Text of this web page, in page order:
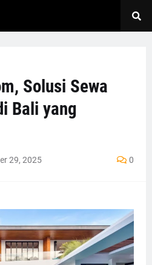
Solusi Sewa
Bali yang
29, 2025 0